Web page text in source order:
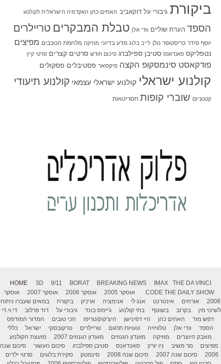
ביקורת גיבורי על דוקאביב האחים כהן האקדמיה הישראלית לקולנוע
הספד הערת שוליים וודי אלן טבלת המבקרים טריילרים
יוסף סידר כריסטופר נולן לייב בלוג מדע בדיוני מוזיקה מלחמת הכוכבים מפיצים
נטפליקס סאנדאנס סטיבן ספילברג סיכום חודש סרטים קצרים סרטי קיץ
פודקאסט סינמסקופ הקצה פיקסאר פסטיבלים פסקולים
קולנוע ישראלי קולנוע ישראלי עצמאי קולנוע תיעודי
קטנוניזם שוברי קופות תסריטאות
HOME 3D 9/11 BORAT BREAKING NEWS IMAX
THE DA VINCI
CODE THE DAILY SHOW אוסקר 2005 אוסקר 2006 אוסקר 2007
אוסקר
2008
אורחים אינטרנט אנג לי אנימציה ארכיון ביקורת
במאים שעברו ניתוח
לשינוי מין
בקרוב בשוטף בתי קולנוע ג'יימס בונד גיבורי על דוד פרלוב
די.וי.די
דפש מוד
האחים כהן היי דפינישן היצ'קוק/טריפו הכי טובים
המדור המודפס
הספד
וודי אלן טלוויזיה טעויות תרגום טריילרים טרקובסקי ישראל
כללי
מאבק היוצרים
מוזיקה מועדון הגנוזים מועדון הגנוזים 2007
מועצת הקולנוע
מפיצים
מר משיב ניו יורק סאנדאנס סטיבן ספילברג סיכום העשור
סיכום שנה
2006
סיכום שנה 2007 סיכום שנה 2008 סינמטק סקירת בלוגים
סרטי ילדים